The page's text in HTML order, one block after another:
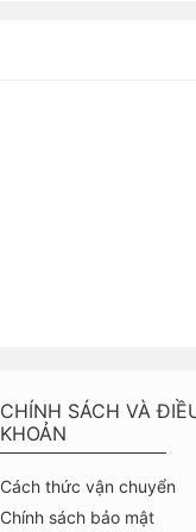
CHÍNH SÁCH VÀ
KHOẢN
Cách thức vận chuyển
Chính sách bảo mật